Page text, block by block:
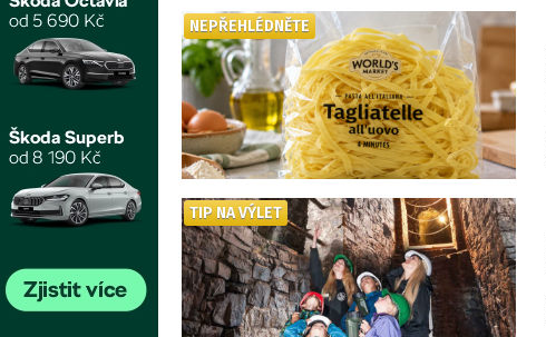
NEPŘEHLÉDNĚTE
TIP NA VÝLET